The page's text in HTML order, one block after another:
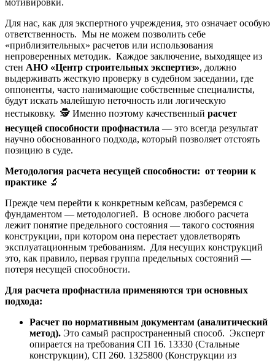
Для нас, как для экспертного учреждения, это означает особую
ответственность. Мы не можем позволить себе
«приблизительных» расчетов или использования
непроверенных методик. Каждое заключение, выходящее из
стен АНО «Центр строительных экспертиз», должно
выдерживать жесткую проверку в судебном заседании, где
оппоненты, часто нанимающие собственные специалисты,
будут искать малейшую неточность или логическую
нестыковку. 🕵️ Именно поэтому качественный расчет
несущей способности профнастила — это всегда результат
научно обоснованного подхода, который позволяет отстоять
позицию в суде.
Методология расчета несущей способности: от теории к
практике 🔬
Прежде чем перейти к конкретным кейсам, разберемся с
фундаментом — методологией. В основе любого расчета
лежит понятие предельного состояния — такого состояния
конструкции, при котором она перестает удовлетворять
эксплуатационным требованиям. Для несущих конструкций
это, как правило, первая группа предельных состояний —
потеря несущей способности.
Для расчета профнастила применяются три основных
подхода:
Расчет по нормативным документам (аналитический
метод). Это самый распространенный способ. Эксперт
опирается на требования СП 16. 13330 (Стальные
конструкции), СП 260. 1325800 (Конструкции из